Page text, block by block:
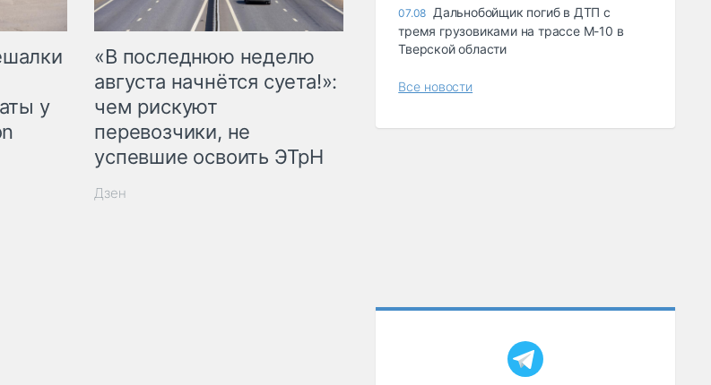
у
«В последнюю неделю
августа начнётся суета!»:
чем рискуют
перевозчики, не
успевшие освоить ЭТрН
Дзен
07.08 Дальнобойщик погиб в ДТП с
тремя грузовиками на трассе М-10 в
Тверской области
Все новости